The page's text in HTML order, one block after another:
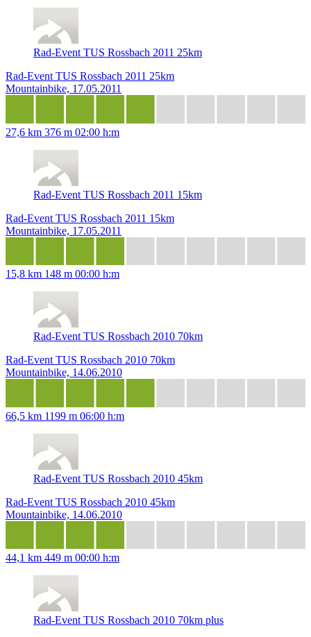
Rad-Event TUS Rossbach 2011 25km
Rad-Event TUS Rossbach 2011 25km
Mountainbike, 17.05.2011
27,6 km 376 m 02:00 h:m
Rad-Event TUS Rossbach 2011 15km
Rad-Event TUS Rossbach 2011 15km
Mountainbike, 17.05.2011
15,8 km 148 m 00:00 h:m
Rad-Event TUS Rossbach 2010 70km
Rad-Event TUS Rossbach 2010 70km
Mountainbike, 14.06.2010
66,5 km 1199 m 06:00 h:m
Rad-Event TUS Rossbach 2010 45km
Rad-Event TUS Rossbach 2010 45km
Mountainbike, 14.06.2010
44,1 km 449 m 00:00 h:m
Rad-Event TUS Rossbach 2010 70km plus